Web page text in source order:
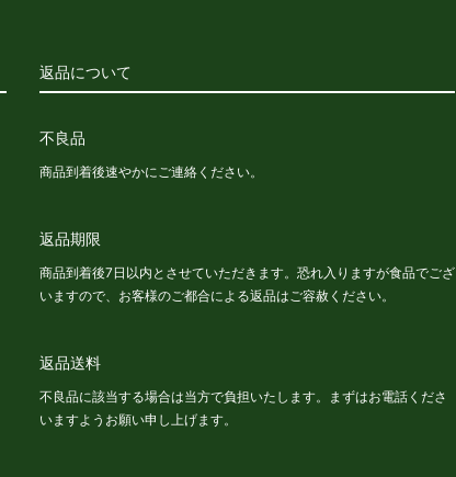
返品について
不良品
商品到着後速やかにご連絡ください。
返品期限
商品到着後7日以内とさせていただきます。恐れ入りますが食品でござ
いますので、お客様のご都合による返品はご容赦ください。
返品送料
不良品に該当する場合は当方で負担いたします。まずはお電話くださ
いますようお願い申し上げます。